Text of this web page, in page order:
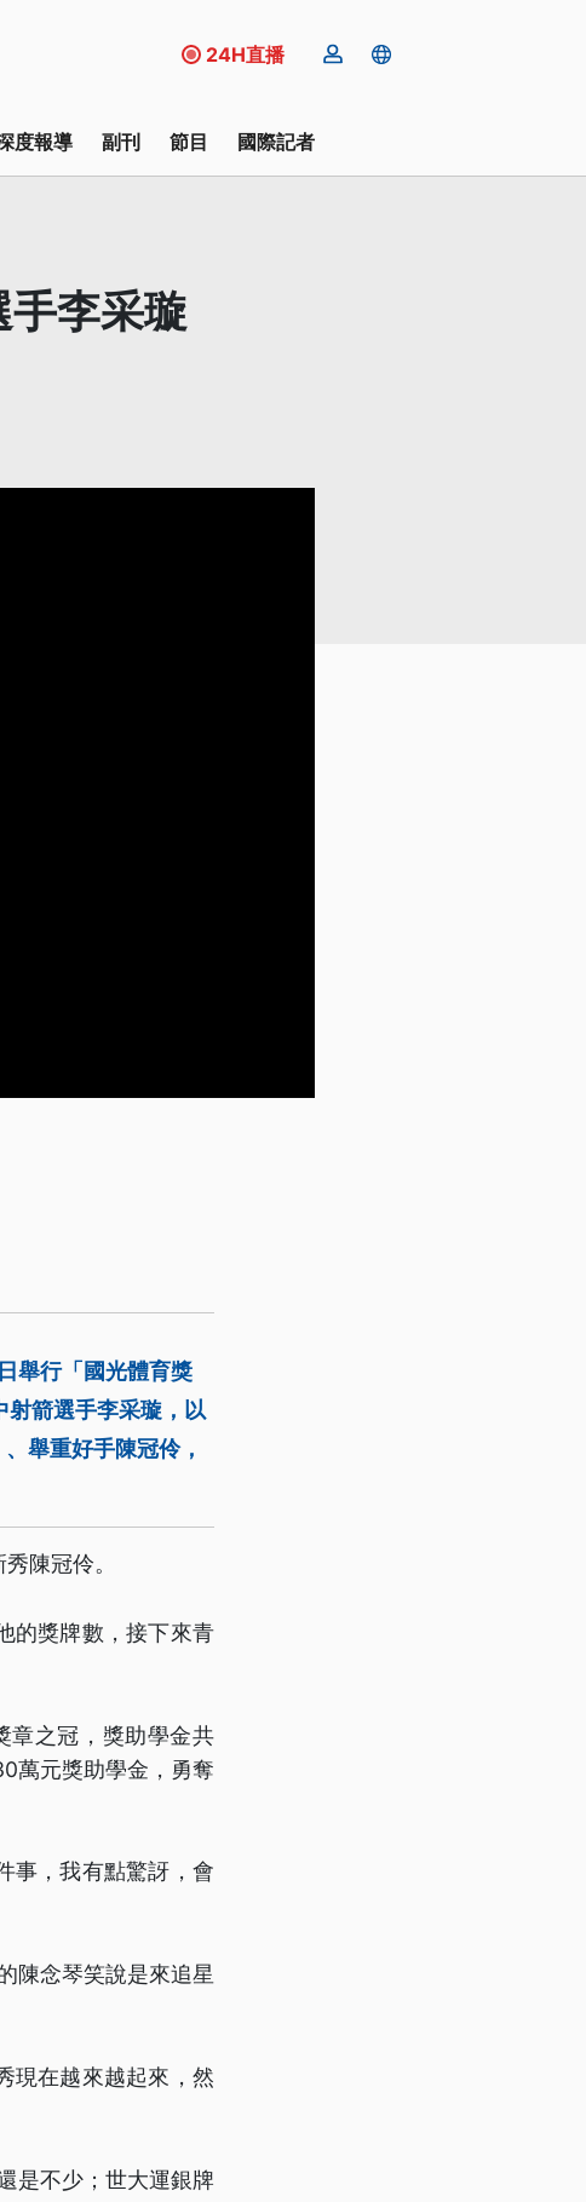
24H直播
度報導 副刊 節目 國際記者
手李采璇
舉行「國光體育獎
箭選手李采璇，以
舉重好手陳冠伶，
陳冠伶。
的獎牌數，接下來青
章之冠，獎助學金共
萬元獎助學金，勇奪
事，我有點驚訝，會
陳念琴笑說是來追星
現在越來越起來，然
是不少；世大運銀牌